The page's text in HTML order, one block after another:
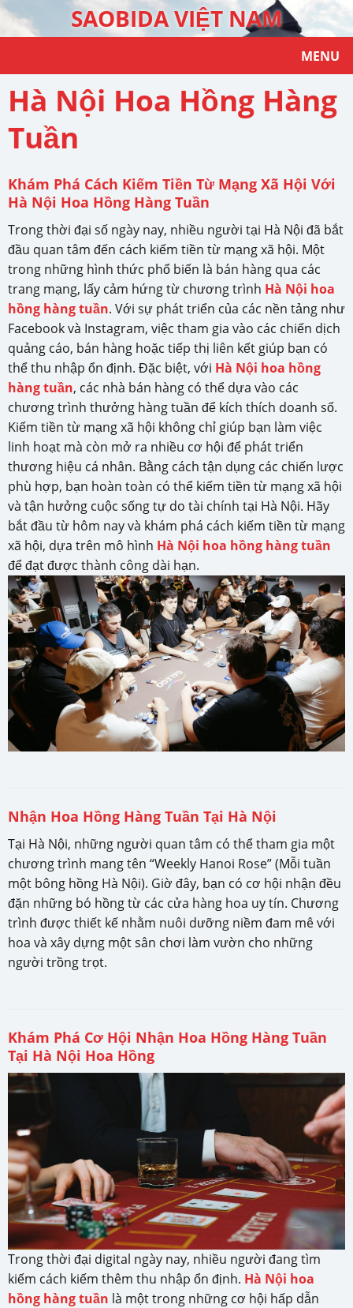
SAOBIDA VIỆT NAM
MENU
Hà Nội Hoa Hồng Hàng
Tuần
Khám Phá Cách Kiếm Tiền Từ Mạng Xã Hội Với
Hà Nội Hoa Hồng Hàng Tuần
Trong thời đại số ngày nay, nhiều người tại Hà Nội đã bắt
đầu quan tâm đến cách kiếm tiền từ mạng xã hội. Một
trong những hình thức phổ biến là bán hàng qua các
trang mạng, lấy cảm hứng từ chương trình Hà Nội hoa
hồng hàng tuần. Với sự phát triển của các nền tảng như
Facebook và Instagram, việc tham gia vào các chiến dịch
quảng cáo, bán hàng hoặc tiếp thị liên kết giúp bạn có
thể thu nhập ổn định. Đặc biệt, với Hà Nội hoa hồng
hàng tuần, các nhà bán hàng có thể dựa vào các
chương trình thưởng hàng tuần để kích thích doanh số.
Kiếm tiền từ mạng xã hội không chỉ giúp bạn làm việc
linh hoạt mà còn mở ra nhiều cơ hội để phát triển
thương hiệu cá nhân. Bằng cách tận dụng các chiến lược
phù hợp, bạn hoàn toàn có thể kiếm tiền từ mạng xã hội
và tận hưởng cuộc sống tự do tài chính tại Hà Nội. Hãy
bắt đầu từ hôm nay và khám phá cách kiếm tiền từ mạng
xã hội, dựa trên mô hình Hà Nội hoa hồng hàng tuần
để đạt được thành công dài hạn.
Nhận Hoa Hồng Hàng Tuần Tại Hà Nội
Tại Hà Nội, những người quan tâm có thể tham gia một
chương trình mang tên “Weekly Hanoi Rose” (Mỗi tuần
một bông hồng Hà Nội). Giờ đây, bạn có cơ hội nhận đều
đặn những bó hồng từ các cửa hàng hoa uy tín. Chương
trình được thiết kế nhằm nuôi dưỡng niềm đam mê với
hoa và xây dựng một sân chơi làm vườn cho những
người trồng trọt.
Khám Phá Cơ Hội Nhận Hoa Hồng Hàng Tuần
Tại Hà Nội Hoa Hồng
Trong thời đại digital ngày nay, nhiều người đang tìm
kiếm cách kiếm thêm thu nhập ổn định. Hà Nội hoa
hồng hàng tuần là một trong những cơ hội hấp dẫn